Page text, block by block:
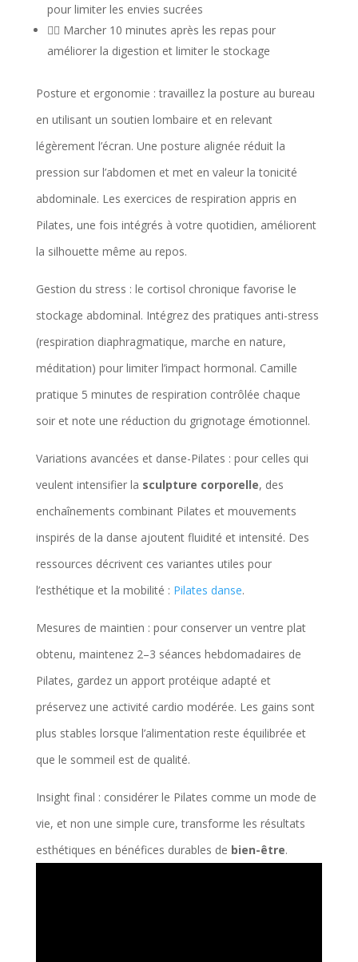
pour limiter les envies sucrées
🚶‍♀️ Marcher 10 minutes après les repas pour
améliorer la digestion et limiter le stockage
Posture et ergonomie : travaillez la posture au bureau
en utilisant un soutien lombaire et en relevant
légèrement l’écran. Une posture alignée réduit la
pression sur l’abdomen et met en valeur la tonicité
abdominale. Les exercices de respiration appris en
Pilates, une fois intégrés à votre quotidien, améliorent
la silhouette même au repos.
Gestion du stress : le cortisol chronique favorise le
stockage abdominal. Intégrez des pratiques anti-stress
(respiration diaphragmatique, marche en nature,
méditation) pour limiter l’impact hormonal. Camille
pratique 5 minutes de respiration contrôlée chaque
soir et note une réduction du grignotage émotionnel.
Variations avancées et danse-Pilates : pour celles qui
veulent intensifier la sculpture corporelle, des
enchaînements combinant Pilates et mouvements
inspirés de la danse ajoutent fluidité et intensité. Des
ressources décrivent ces variantes utiles pour
l’esthétique et la mobilité : Pilates danse.
Mesures de maintien : pour conserver un ventre plat
obtenu, maintenez 2–3 séances hebdomadaires de
Pilates, gardez un apport protéique adapté et
préservez une activité cardio modérée. Les gains sont
plus stables lorsque l’alimentation reste équilibrée et
que le sommeil est de qualité.
Insight final : considérer le Pilates comme un mode de
vie, et non une simple cure, transforme les résultats
esthétiques en bénéfices durables de bien-être.